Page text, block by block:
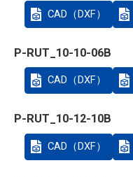
CAD（DXF）
P-RUT_10-10-06B
CAD（DXF）
P-RUT_10-12-10B
CAD（DXF）